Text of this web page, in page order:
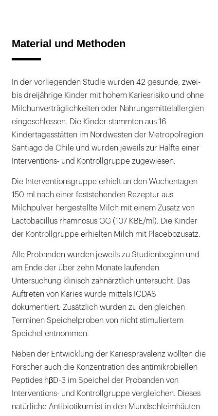
Material und Methoden
In der vorliegenden Studie wurden 42 gesunde, zwei-
bis dreijährige Kinder mit hohem Kariesrisiko und ohne
Milchunverträglichkeiten oder Nahrungsmittelallergien
eingeschlossen. Die Kinder stammten aus 16
Kindertagesstätten im Nordwesten der Metropolregion
Santiago de Chile und wurden jeweils zur Hälfte einer
Interventions- und Kontrollgruppe zugewiesen.
Die Interventionsgruppe erhielt an den Wochentagen
150 ml nach einer feststehenden Rezeptur aus
Milchpulver hergestellte Milch mit einem Zusatz von
Lactobacillus rhamnosus GG (107 KBE/ml). Die Kinder
der Kontrollgruppe erhielten Milch mit Placebozusatz.
Alle Probanden wurden jeweils zu Studienbeginn und
am Ende der über zehn Monate laufenden
Untersuchung klinisch zahnärztlich untersucht. Das
Auftreten von Karies wurde mittels ICDAS
dokumentiert. Zusätzlich wurden zu den gleichen
Terminen Speichelproben von nicht stimuliertem
Speichel entnommen.
Neben der Entwicklung der Kariesprävalenz wollten die
Forscher auch die Konzentration des antimikrobiellen
Peptides hβD-3 im Speichel der Probanden von
Interventions- und Kontrollgruppe vergleichen. Dieses
natürliche Antibiotikum ist in den Mundschleimhäuten